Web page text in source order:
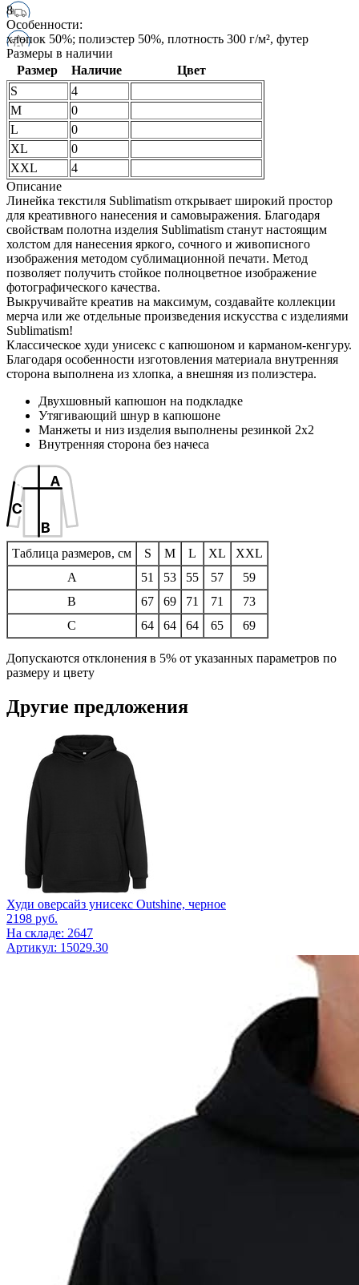
8
Особенности:
хлопок 50%; полиэстер 50%, плотность 300 г/м², футер
Размеры в наличии
Размер
Наличие
Цвет
S
4
M
0
L
0
XL
0
XXL
4
Описание
Линейка текстиля Sublimatism открывает широкий простор
для креативного нанесения и самовыражения. Благодаря
свойствам полотна изделия Sublimatism станут настоящим
холстом для нанесения яркого, сочного и живописного
изображения методом сублимационной печати. Метод
позволяет получить стойкое полноцветное изображение
фотографического качества.
Выкручивайте креатив на максимум, создавайте коллекции
мерча или же отдельные произведения искусства с изделиями
Sublimatism!
Классическое худи унисекс с капюшоном и карманом-кенгуру.
Благодаря особенности изготовления материала внутренняя
сторона выполнена из хлопка, а внешняя из полиэстера.
Двухшовный капюшон на подкладке
Утягивающий шнур в капюшоне
Манжеты и низ изделия выполнены резинкой 2х2
Внутренняя сторона без начеса
Таблица размеров, см S M L XL
XXL
A
51 53 55 57
59
B
67 69 71 71
73
C
64 64 64 65 69
Допускаются отклонения в 5% от указанных параметров по
размеру и цвету
Другие предложения
Худи оверсайз унисекс Outshine, черное
2198 руб.
На складе: 2647
Артикул: 15029.30